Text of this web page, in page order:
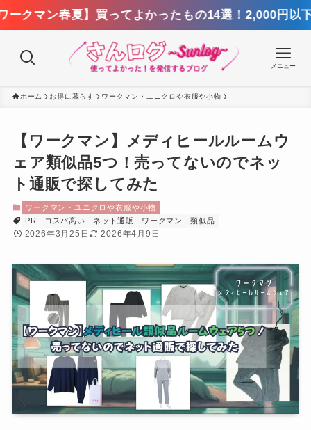
】買ってよかったもの14選！2,000円以下のメンズ人
メニュー
ホーム お得に暮らす ワークマン・ユニクロや衣服や小物
【ワークマン】メディヒールルームウ
ェア類似品5つ！売ってないのでネッ
ト通販で探してみた
ワークマン・ユニクロや衣服や小物
PR
コスパ高い ネット通販 ワークマン 類似品
2026年3月25日 2026年4月9日